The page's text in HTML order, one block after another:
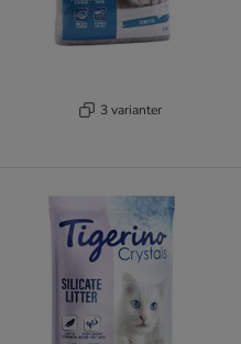
3 varianter